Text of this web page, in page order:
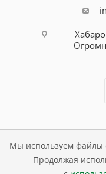
Мы используем файлы
Продолжая